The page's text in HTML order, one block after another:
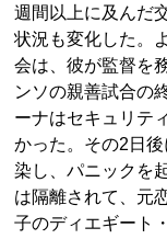
週間以上に及んだ
状況も変化した。
会は、彼が監督を
ンソの親善試合の
ーナはセキュリテ
かった。その2日
染し、パニックを
は隔離されて、元
子のディエギート